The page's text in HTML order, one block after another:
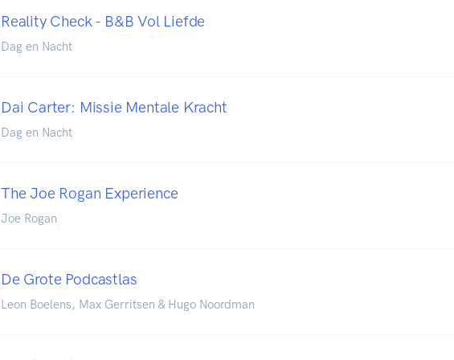
Reality Check - B&B Vol Liefde
Dag en Nacht
Dai Carter: Missie Mentale Kracht
Dag en Nacht
The Joe Rogan Experience
Joe Rogan
De Grote Podcastlas
Leon Boelens, Max Gerritsen & Hugo Noordman